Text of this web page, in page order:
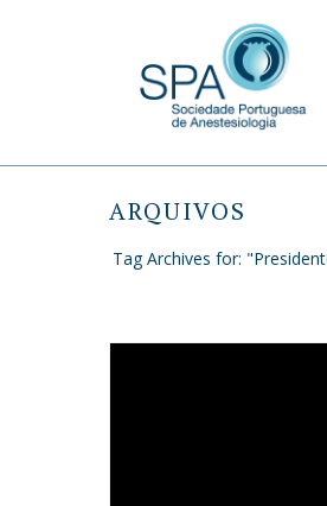
ARQUIVOS
Tag Archives for: